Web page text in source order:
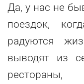
Да, у нас не
поездок,
радуются
выводят из